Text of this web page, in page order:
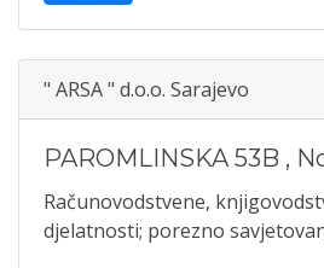
" ARSA " d.o.o. Sarajevo
PAROMLINSKA 53B ,
Računovodstvene,
djelatnosti; porezno